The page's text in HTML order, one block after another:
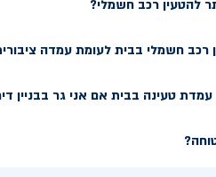
להטעין רכב חשמלי?
רכב חשמלי בבית לעומת עמדה
טעינה בבית אם אני גר בבניין